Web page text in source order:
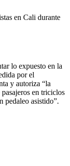
en Cali durante
lo expuesto en la
por el
y autoriza “la
en triciclos
pedaleo asistido”.